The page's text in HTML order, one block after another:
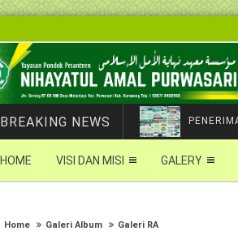
BREAKING NEWS
HOME VISI DAN MISI GALERY
Home Galeri Album Galeri RA